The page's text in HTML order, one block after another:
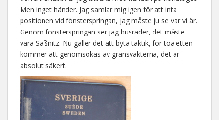
Men inget händer. Jag samlar mig igen för att inta
positionen vid fönsterspringan, jag måste ju se var vi är.
Genom fönsterspringan ser jag husrader, det måste
vara Saßnitz. Nu gäller det att byta taktik, för toaletten
kommer att genomsökas av gränsvakterna, det är
absolut säkert.